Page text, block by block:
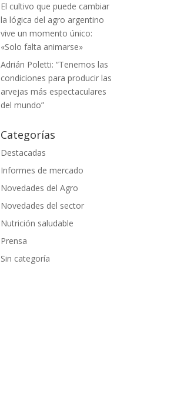
El cultivo que puede cambiar
la lógica del agro argentino
vive un momento único:
«Solo falta animarse»
Adrián Poletti: “Tenemos las
condiciones para producir las
arvejas más espectaculares
del mundo”
Categorías
Destacadas
Informes de mercado
Novedades del Agro
Novedades del sector
Nutrición saludable
Prensa
Sin categoría